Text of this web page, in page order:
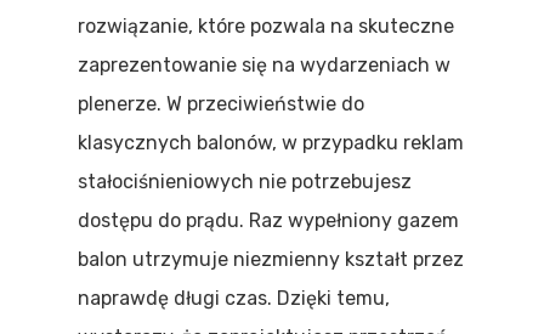
rozwiązanie, które pozwala na skuteczne
zaprezentowanie się na wydarzeniach w
plenerze. W przeciwieństwie do
klasycznych balonów, w przypadku reklam
stałociśnieniowych nie potrzebujesz
dostępu do prądu. Raz wypełniony gazem
balon utrzymuje niezmienny kształt przez
naprawdę długi czas. Dzięki temu,